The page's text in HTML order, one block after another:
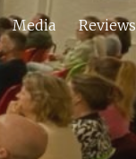
Media Reviews